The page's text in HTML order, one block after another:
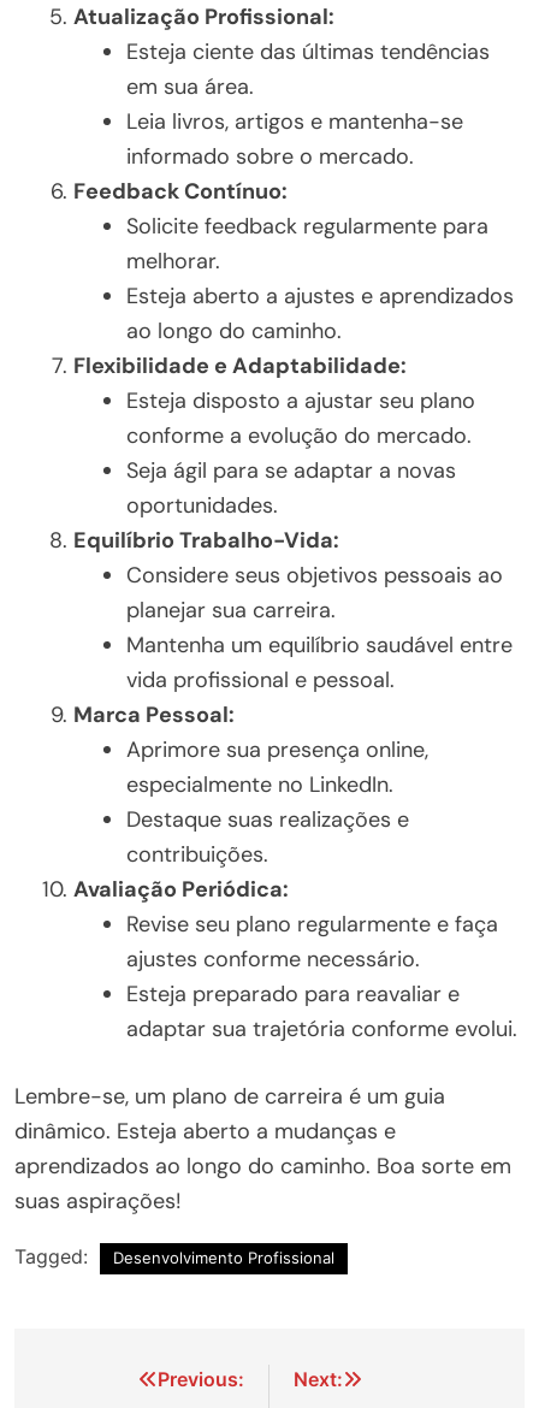
Atualização Profissional:
Esteja ciente das últimas tendências
em sua área.
Leia livros, artigos e mantenha-se
informado sobre o mercado.
Feedback Contínuo:
Solicite feedback regularmente para
melhorar.
Esteja aberto a ajustes e aprendizados
ao longo do caminho.
Flexibilidade e Adaptabilidade:
Esteja disposto a ajustar seu plano
conforme a evolução do mercado.
Seja ágil para se adaptar a novas
oportunidades.
Equilíbrio Trabalho-Vida:
Considere seus objetivos pessoais ao
planejar sua carreira.
Mantenha um equilíbrio saudável entre
vida profissional e pessoal.
Marca Pessoal:
Aprimore sua presença online,
especialmente no LinkedIn.
Destaque suas realizações e
contribuições.
Avaliação Periódica:
Revise seu plano regularmente e faça
ajustes conforme necessário.
Esteja preparado para reavaliar e
adaptar sua trajetória conforme evolui.
Lembre-se, um plano de carreira é um guia
dinâmico. Esteja aberto a mudanças e
aprendizados ao longo do caminho. Boa sorte em
suas aspirações!
Tagged: Desenvolvimento Profissional
NavegaçãoPrevious:
Next: